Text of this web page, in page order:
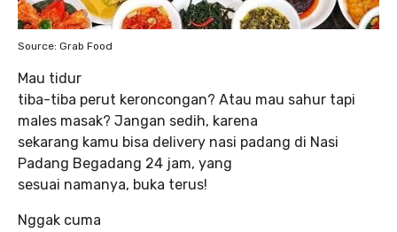
Source: Grab Food
Mau tidur
tiba-tiba perut keroncongan? Atau mau sahur tapi
males masak? Jangan sedih, karena
sekarang kamu bisa delivery nasi padang di Nasi
Padang Begadang 24 jam, yang
sesuai namanya, buka terus!
Nggak cuma